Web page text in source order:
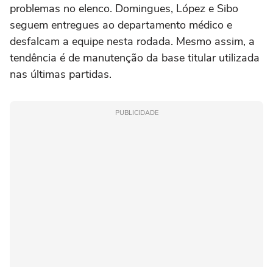
problemas no elenco. Domingues, López e Sibo
seguem entregues ao departamento médico e
desfalcam a equipe nesta rodada. Mesmo assim, a
tendência é de manutenção da base titular utilizada
nas últimas partidas.
PUBLICIDADE